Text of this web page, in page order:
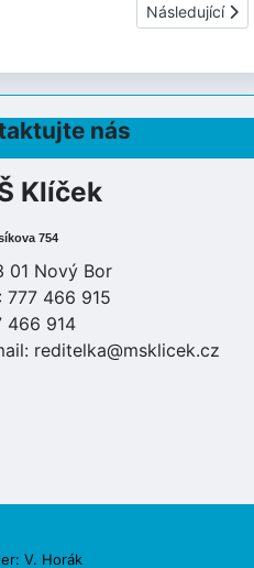
Další článek:
Následující
nás
Klíček
754
01 Nový Bor
777 466 915
466 914
reditelka@msklicek.cz
V. Horák